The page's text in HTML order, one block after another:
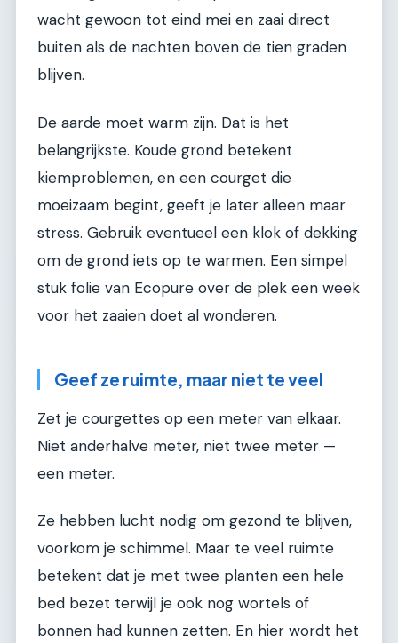
wacht gewoon tot eind mei en zaai direct
buiten als de nachten boven de tien graden
blijven.
De aarde moet warm zijn. Dat is het
belangrijkste. Koude grond betekent
kiemproblemen, en een courget die
moeizaam begint, geeft je later alleen maar
stress. Gebruik eventueel een klok of dekking
om de grond iets op te warmen. Een simpel
stuk folie van Ecopure over de plek een week
voor het zaaien doet al wonderen.
Geef ze ruimte, maar niet te veel
Zet je courgettes op een meter van elkaar.
Niet anderhalve meter, niet twee meter —
een meter.
Ze hebben lucht nodig om gezond te blijven,
voorkom je schimmel. Maar te veel ruimte
betekent dat je met twee planten een hele
bed bezet terwijl je ook nog wortels of
bonnen had kunnen zetten. En hier wordt het